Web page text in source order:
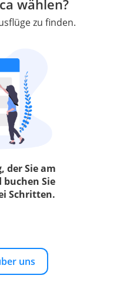
wählen?
zu finden.
der Sie am
Sie
Schritten.
uns